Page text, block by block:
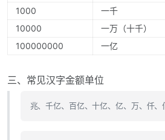
1000
一千
10000
一万（十千）
100000000
一亿
三、常见汉字金额单位
兆、千亿、百亿、十亿、亿、万、仟